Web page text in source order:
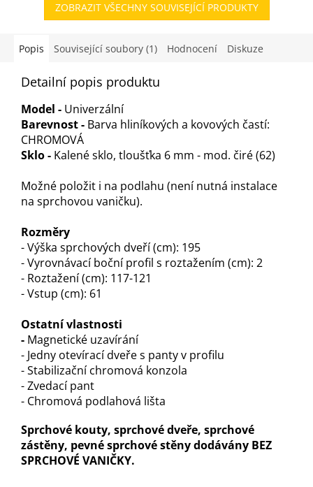
ZOBRAZIT VŠECHNY SOUVISEJÍCÍ PRODUKTY
Popis Související soubory (1) Hodnocení Diskuze
Detailní popis produktu
Model - Univerzální
Barevnost - Barva hliníkových a kovových častí:
CHROMOVÁ
Sklo - Kalené sklo, tloušťka 6 mm - mod. čiré (62)
Možné položit i na podlahu (není nutná instalace
na sprchovou vaničku).
Rozměry
- Výška sprchových dveří (cm): 195
- Vyrovnávací boční profil s roztažením (cm): 2
- Roztažení (cm): 117-121
- Vstup (cm): 61
Ostatní vlastnosti
- Magnetické uzavírání
- Jedny otevírací dveře s panty v profilu
- Stabilizační chromová konzola
- Zvedací pant
- Chromová podlahová lišta
Sprchové kouty, sprchové dveře, sprchové
zástěny, pevné sprchové stěny dodávány BEZ
SPRCHOVÉ VANIČKY.